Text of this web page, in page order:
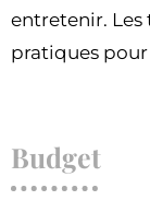
entretenir. Les
pratiques pour
Budget